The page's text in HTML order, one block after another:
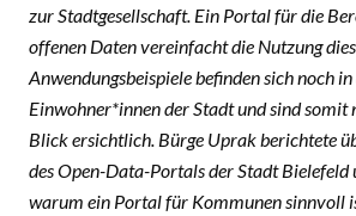
zur Stadtgesellschaft. Ein Portal für die
offenen Daten vereinfacht die Nutzung
Anwendungsbeispiele befinden sich noch
Einwohner*innen der Stadt und sind somit
Blick ersichtlich. Bürge Uprak berichtete
des Open-Data-Portals der Stadt Bielefeld
warum ein Portalfür Kommunensinnvoll